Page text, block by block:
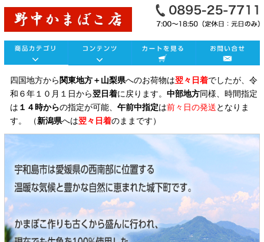
四国地方から関東地方＋山梨県へのお荷物は翌々日着でしたが、令
和６年１０月１日から翌日着に戻ります。 中部地方同様、時間指定
は １４時からの指定が可能、 午前中指定は前々日の発送となりま
す。 （新潟県へは翌々日着のままです）